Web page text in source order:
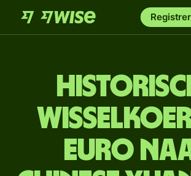
euro